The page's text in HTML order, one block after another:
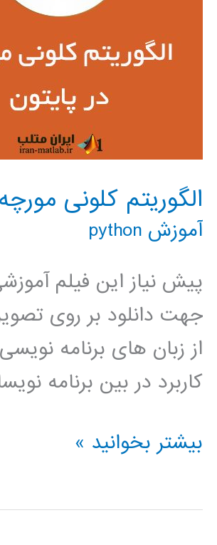
الگوریتم کلونی
آموزش python
پیش نیاز این فیلم
جهت دانلود بر روی
از زبان های برنامه
کاربرد در بین برنامه
الگوریتم
مورچه
بیشتر بخوانید »